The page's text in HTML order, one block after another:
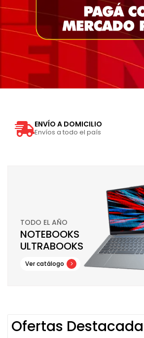
ENVÍO A DOMICILIO
Envíos a todo el país
TODO EL AÑO
NOTEBOOKS
ULTRABOOKS
Ver catálogo
Ofertas